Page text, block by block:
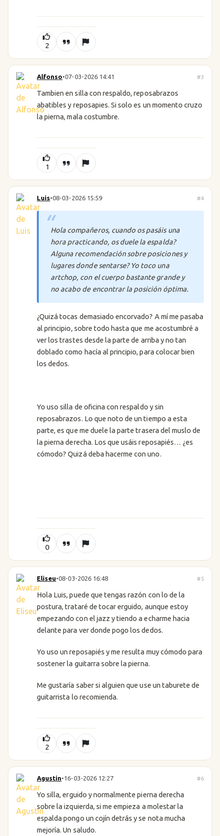
2
Alfonso•07-03-2026 14:41 #3
Tambien en silla con respaldo, reposabrazos
abatibles y reposapies. Si solo es un momento cruzo
la pierna, mala costumbre.
1
Luis•08-03-2026 15:59 #4
Hola compañeros, cuando os pasáis una
hora practicando, os duele la espalda?
Alguna recomendación sobre posiciones y
lugares donde sentarse? Yo toco una
artchop, con el cuerpo bastante grande y
no acabo de encontrar la posición óptima.
¿Quizá tocas demasiado encorvado? A mí me pasaba
al principio, sobre todo hasta que me acostumbré a
ver los trastes desde la parte de arriba y no tan
doblado como hacía al principio, para colocar bien
los dedos.
Yo uso silla de oficina con respaldo y sin
reposabrazos. Lo que noto de un tiempo a esta
parte, es que me duele la parte trasera del muslo de
la pierna derecha. Los que usáis reposapiés… ¿es
cómodo? Quizá deba hacerme con uno.
0
Eliseu•08-03-2026 16:48 #5
Hola Luis, puede que tengas razón con lo de la
postura, trataré de tocar erguido, aunque estoy
empezando con el jazz y tiendo a echarme hacia
delante para ver donde pogo los dedos.
Yo uso un reposapiés y me resulta muy cómodo para
sostener la guitarra sobre la pierna.
Me gustaría saber si alguien que use un taburete de
guitarrista lo recomienda.
2
Agustin•16-03-2026 12:27 #6
Yo silla, erguido y normalmente pierna derecha
sobre la izquierda, si me empieza a molestar la
espalda pongo un cojín detrás y se nota mucha
mejoría. Un saludo.